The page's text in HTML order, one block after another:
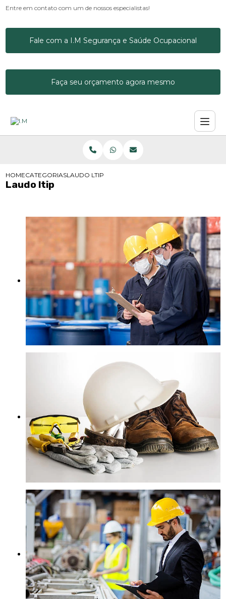
Entre em contato com um de nossos especialistas!
Fale com a I.M Segurança e Saúde Ocupacional
Faça seu orçamento agora mesmo
HOMECATEGORIASLAUDO LTIP
Laudo ltip